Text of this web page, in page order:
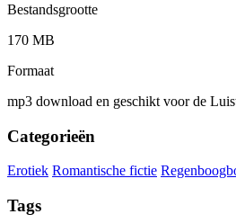
Bestandsgrootte
170 MB
Formaat
mp3 download en geschikt voor de
Categorieën
Erotiek Romantische fictie
Tags